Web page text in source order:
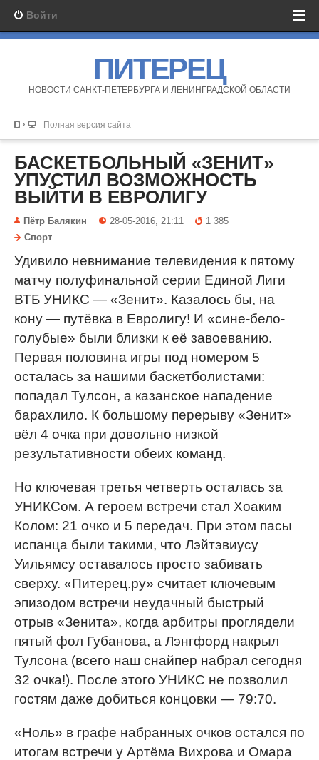
Войти
ПИТЕРЕЦ
НОВОСТИ САНКТ-ПЕТЕРБУРГА И ЛЕНИНГРАДСКОЙ ОБЛАСТИ
Полная версия сайта
БАСКЕТБОЛЬНЫЙ «ЗЕНИТ»
УПУСТИЛ ВОЗМОЖНОСТЬ
ВЫЙТИ В ЕВРОЛИГУ
Пётр Балякин 28-05-2016, 21:11
1 385
Спорт
Удивило невнимание телевидения к пятому
матчу полуфинальной серии Единой Лиги
ВТБ УНИКС — «Зенит». Казалось бы, на
кону — путёвка в Евролигу! И «сине-бело-
голубые» были близки к её завоеванию.
Первая половина игры под номером 5
осталась за нашими баскетболистами:
попадал Тулсон, а казанское нападение
барахлило. К большому перерыву «Зенит»
вёл 4 очка при довольно низкой
результативности обеих команд.
Но ключевая третья четверть осталась за
УНИКСом. А героем встречи стал Хоаким
Колом: 21 очко и 5 передач. При этом пасы
испанца были такими, что Лэйтэвиусу
Уильямсу оставалось просто забивать
сверху. «Питерец.ру» считает ключевым
эпизодом встречи неудачный быстрый
отрыв «Зенита», когда арбитры проглядели
пятый фол Губанова, а Лэнгфорд накрыл
Тулсона (всего наш снайпер набрал сегодня
32 очка!). После этого УНИКС не позволил
гостям даже добиться концовки — 79:70.
«Ноль» в графе набранных очков остался по
итогам встречи у Артёма Вихрова и Омара